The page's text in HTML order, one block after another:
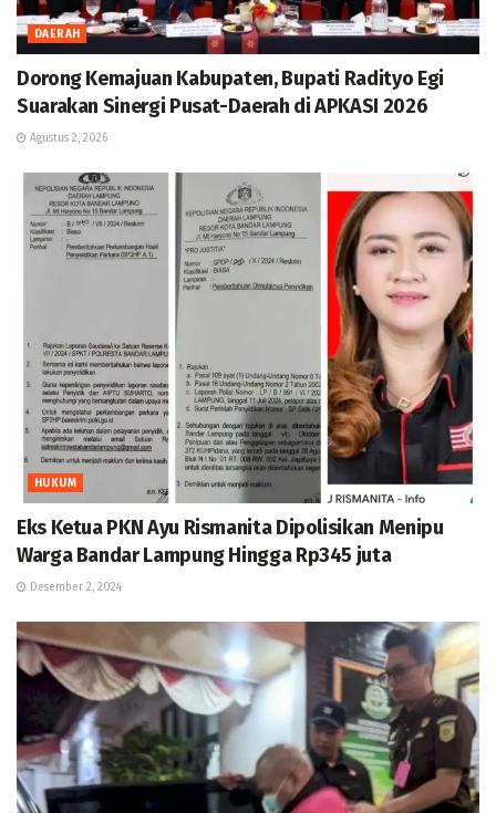
DAERAH
Dorong Kemajuan Kabupaten, Bupati Radityo Egi
Suarakan Sinergi Pusat-Daerah di APKASI 2026
Agustus 2, 2026
HUKUM
Eks Ketua PKN Ayu Rismanita Dipolisikan Menipu
Warga Bandar Lampung Hingga Rp345 juta
Desember 2, 2024